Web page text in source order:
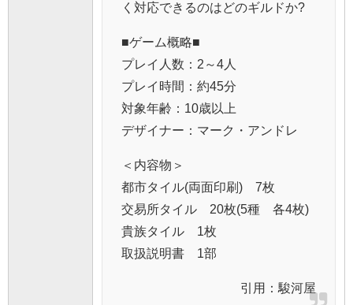
く対応できるのはどのギルドか?
■ゲーム概略■
プレイ人数：2～4人
プレイ時間：約45分
対象年齢：10歳以上
デザイナー：マーク・アンドレ
＜内容物＞
都市タイル(両面印刷) 7枚
交易所タイル 20枚(5種 各4枚)
貴族タイル 1枚
取扱説明書 1部
引用： 駿河屋